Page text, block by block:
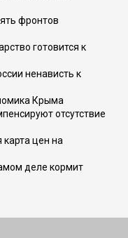
фронтов
готовится к
ненависть к
Крыма
отсутствие
цен на
деле кормит